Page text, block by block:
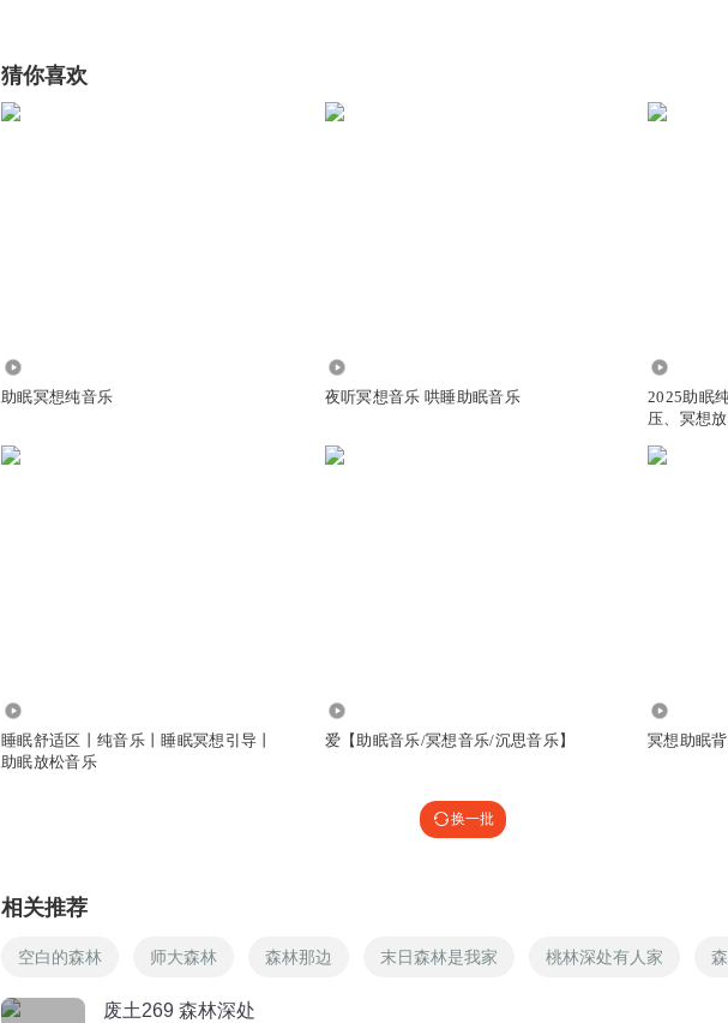
猜你喜欢
助眠冥想纯音乐 夜听冥想音乐 哄睡助眠音乐
2025助眠
压、冥想
睡眠舒适区丨纯音乐丨睡眠冥想引导丨
助眠放松音乐
爱【助眠音乐/冥想音乐/沉思音乐】 冥想助眠
换一批
相关推荐
空白的森林 师大森林 森林那边 末日森林是我家 桃林深处有人家
废土269 森林深处